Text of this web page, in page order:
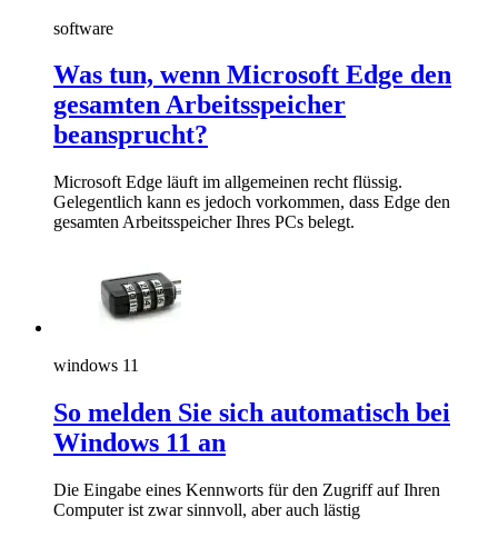
software
Was tun, wenn Microsoft Edge den
gesamten Arbeitsspeicher
beansprucht?
Microsoft Edge läuft im allgemeinen recht flüssig.
Gelegentlich kann es jedoch vorkommen, dass Edge den
gesamten Arbeitsspeicher Ihres PCs belegt.
windows 11
So melden Sie sich automatisch bei
Windows 11 an
Die Eingabe eines Kennworts für den Zugriff auf Ihren
Computer ist zwar sinnvoll, aber auch lästig